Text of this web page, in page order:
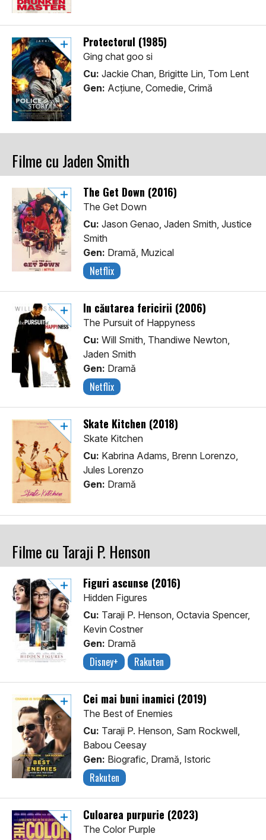
Protectorul (1985)
Ging chat goo si
Cu: Jackie Chan, Brigitte Lin, Tom Lent
Gen: Acţiune, Comedie, Crimă
Filme cu Jaden Smith
The Get Down (2016)
The Get Down
Cu: Jason Genao, Jaden Smith, Justice
Smith
Gen: Dramă, Muzical
Netflix
În căutarea fericirii (2006)
The Pursuit of Happyness
Cu: Will Smith, Thandiwe Newton,
Jaden Smith
Gen: Dramă
Netflix
Skate Kitchen (2018)
Skate Kitchen
Cu: Kabrina Adams, Brenn Lorenzo,
Jules Lorenzo
Gen: Dramă
Filme cu Taraji P. Henson
Figuri ascunse (2016)
Hidden Figures
Cu: Taraji P. Henson, Octavia Spencer,
Kevin Costner
Gen: Dramă
Disney+ Rakuten
Cei mai buni inamici (2019)
The Best of Enemies
Cu: Taraji P. Henson, Sam Rockwell,
Babou Ceesay
Gen: Biografic, Dramă, Istoric
Rakuten
Culoarea purpurie (2023)
The Color Purple